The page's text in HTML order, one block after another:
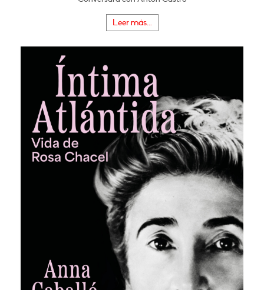
Leer más...